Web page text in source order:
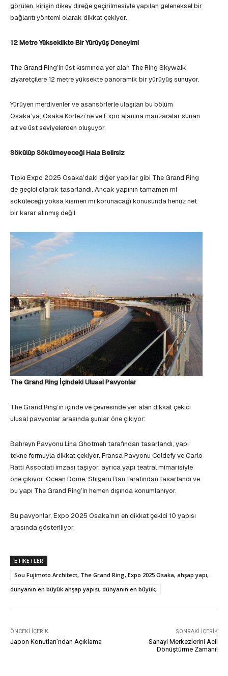
görülen, kirişin dikey direğe geçirilmesiyle yapılan geleneksel bir
bağlantı yöntemi olarak dikkat çekiyor.
12 Metre Yükseklikte Bir Yürüyüş Deneyimi
The Grand Ring’in üst kısmında yer alan The Ring Skywalk,
ziyaretçilere 12 metre yüksekte panoramik bir yürüyüş sunuyor.
Yürüyen merdivenler ve asansörlerle ulaşılan bu bölüm
Osaka’ya, Osaka Körfezi’ne ve Expo alanına manzaralar sunan
alt ve üst seviyelerden oluşuyor.
Sökülüp Sökülmeyeceği Hala Belirsiz
Tıpkı Expo 2025 Osaka’daki diğer yapılar gibi The Grand Ring
de geçici olarak tasarlandı. Ancak yapının tamamen mi
söküleceği yoksa kısmen mi korunacağı konusunda henüz net
bir karar alınmış değil.
The Grand Ring İçindeki Ulusal Pavyonlar
The Grand Ring’in içinde ve çevresinde yer alan dikkat çekici
ulusal pavyonlar arasında şunlar öne çıkıyor:
Bahreyn Pavyonu Lina Ghotmeh tarafından tasarlandı, yapı
tekne formuyla dikkat çekiyor. Fransa Pavyonu Coldefy ve Carlo
Ratti Associati imzası taşıyor, ayrıca yapı teatral mimarisiyle
öne çıkıyor. Ocean Dome, Shigeru Ban tarafından tasarlandı ve
bu yapı The Grand Ring’in hemen dışında konumlanıyor.
Bu pavyonlar, Expo 2025 Osaka’nın en dikkat çekici 10 yapısı
arasında gösteriliyor.
ETIKETLER
Sou Fujimoto Architect, The Grand Ring, Expo 2025 Osaka, ahşap yapı,
dünyanın en büyük ahşap yapısı, dünyanın en büyük,
ÖNCEKI İÇERIK
Japon Konutları’ndan Açıklama
SONRAKI İÇERIK
Sanayi Merkezlerini Acil
Dönüştürme Zamanı!